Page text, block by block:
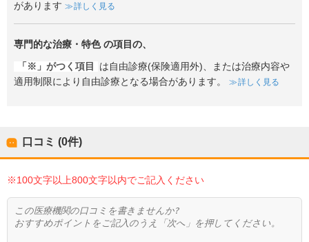
があります
詳しく見る
専門的な治療・特色の項目の、
「※」がつく項目
は自由診療(保険適用外)、または治療内容や
適用制限により自由診療となる場合があります。
詳しく見る
口コミ (0件)
※100文字以上800文字以内でご記入ください